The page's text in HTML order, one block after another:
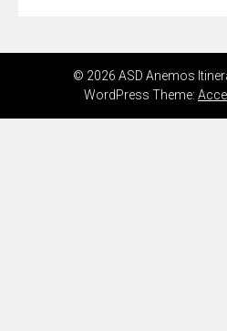
© 2026 ASD Anemos
WordPress Theme: